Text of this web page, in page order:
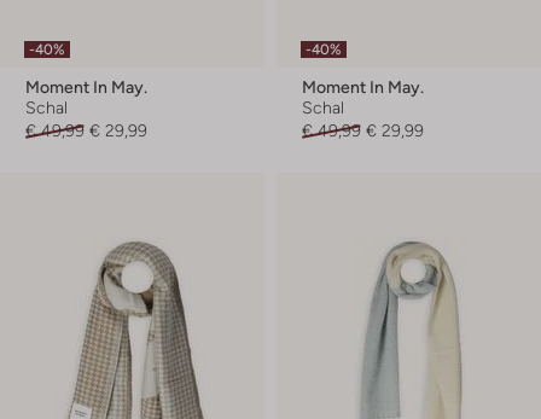
-40%
Moment In May.
Schal
€ 49,99 € 29,99
-40%
Moment In May.
Schal
€ 49,99 € 29,99